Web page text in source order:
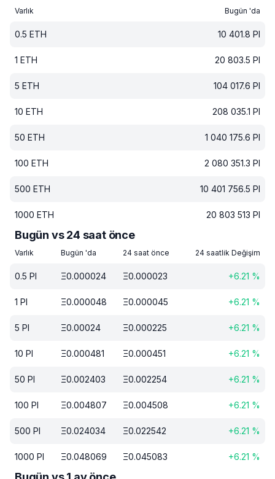
Varlık Bugün 'da
0.5 ETH 10 401.8 PI
1 ETH 20 803.5 PI
5 ETH 104 017.6 PI
10 ETH 208 035.1 PI
50 ETH 1 040 175.6 PI
100 ETH 2 080 351.3 PI
500 ETH 10 401 756.5 PI
1000 ETH 20 803 513 PI
Bugün vs 24 saat önce
Varlık Bugün 'da 24 saat önce 24 saatlik Değişim
0.5 PI Ξ0.000024 Ξ0.000023 +6.21 %
1 PI Ξ0.000048 Ξ0.000045 +6.21 %
5 PI Ξ0.00024 Ξ0.000225 +6.21 %
10 PI Ξ0.000481 Ξ0.000451 +6.21 %
50 PI Ξ0.002403 Ξ0.002254 +6.21 %
100 PI Ξ0.004807 Ξ0.004508 +6.21 %
500 PI Ξ0.024034 Ξ0.022542 +6.21 %
1000 PI Ξ0.048069 Ξ0.045083 +6.21 %